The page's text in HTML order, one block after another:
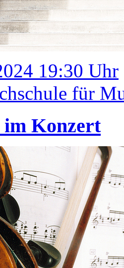
19:30 Uhr
für
im Konzert